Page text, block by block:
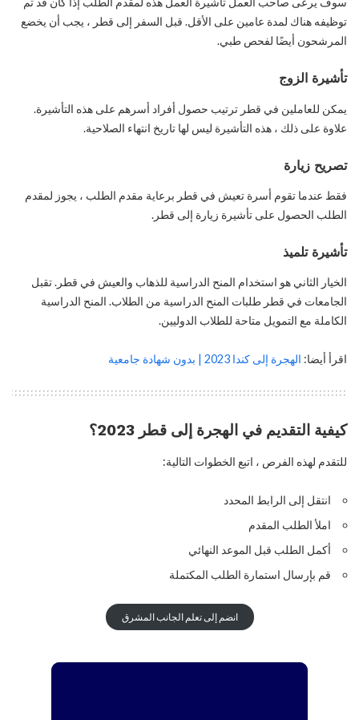
توظيفه هناك لمدة عامين على الأقل. قبل السفر إلى قطر ، يجب أن يخضع
المرشحون أيضًا لفحص طبي.
تأشيرة الزوج
يمكن للعاملين في قطر ترتيب حصول أفراد أسرهم على هذه التأشيرة.
علاوة على ذلك ، هذه التأشيرة ليس لها تاريخ انتهاء الصلاحية.
تصريح زيارة
فقط عندما تقوم أسرة تعيش في قطر برعاية مقدم الطلب ، يجوز لمقدم
الطلب الحصول على تأشيرة زيارة إلى قطر.
تأشيرة تلميذ
الخيار الثاني هو استخدام المنح الدراسية للذهاب والعيش في قطر. تقبل
الجامعات في قطر طلبات المنح الدراسية من الطلاب. المنح الدراسية
الكاملة مع التمويل متاحة للطلاب الدوليين.
اقرأ أيضا: الهجرة إلى كندا 2023 | بدون شهادة جامعية
كيفية التقديم في الهجرة إلى قطر 2023؟
للتقدم لهذه الفرص ، اتبع الخطوات التالية:
انتقل إلى الرابط المحدد
املأ الطلب المقدم
أكمل الطلب قبل الموعد النهائي
قم بإرسال استمارة الطلب المكتملة
انضم إلى تعلم الجانب المشرق